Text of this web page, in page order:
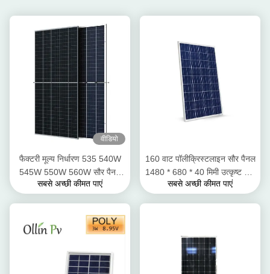
वीडियो
फैक्टरी मूल्य निर्धारण 535 540W
545W 550W 560W सौर पैनल
आधा कट सेल प्रौद्योगिकी OEM
सबसे अच्छी कीमत पाएं
160 वाट पॉलीक्रिस्टलाइन सौर पैनल
1480 * 680 * 40 मिमी उत्कृष्ट हीट
सहिष्णुता
सबसे अच्छी कीमत पाएं